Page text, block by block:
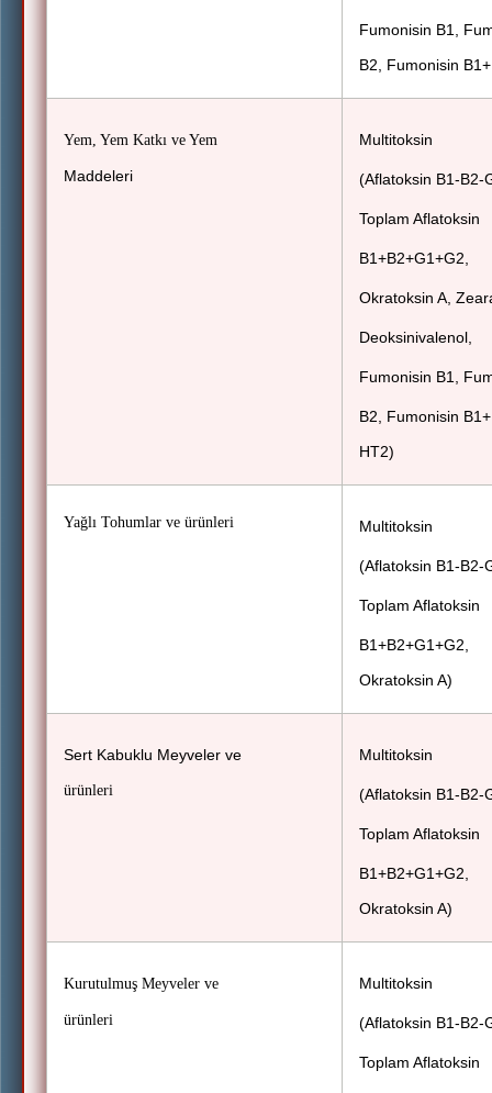
Fumonisin B1,
B2, Fumonisin
Yem, Yem Katkı ve Yem
Maddeleri
Multitoksin
(Aflatoksin B1-B2-
Toplam Aflatoksin
B1+B2+G1+G2,
Okratoksin A,
Deoksinivalenol,
Fumonisin B1,
B2, Fumonisin
HT2)
Yağlı Tohumlar ve ürünleri Multitoksin
(Aflatoksin B1-B2-
Toplam Aflatoksin
B1+B2+G1+G2,
Okratoksin A)
Sert Kabuklu Meyveler ve
ürünleri
Multitoksin
(Aflatoksin B1-B2-
Toplam Aflatoksin
B1+B2+G1+G2,
Okratoksin A)
Kurutulmuş Meyveler ve
ürünleri
Multitoksin
(Aflatoksin B1-B2-
Toplam Aflatoksin